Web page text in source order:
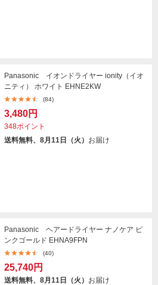
Panasonic イオンドライヤー ionity（イオ
ニティ） ホワイト EHNE2KW
(84)
3,480円
348ポイント
送料無料、8月11日（火） お届け
Panasonic ヘアードライヤー ナノケア ピ
ンクゴールド EHNA9FPN
(40)
25,740円
送料無料、8月11日（火） お届け